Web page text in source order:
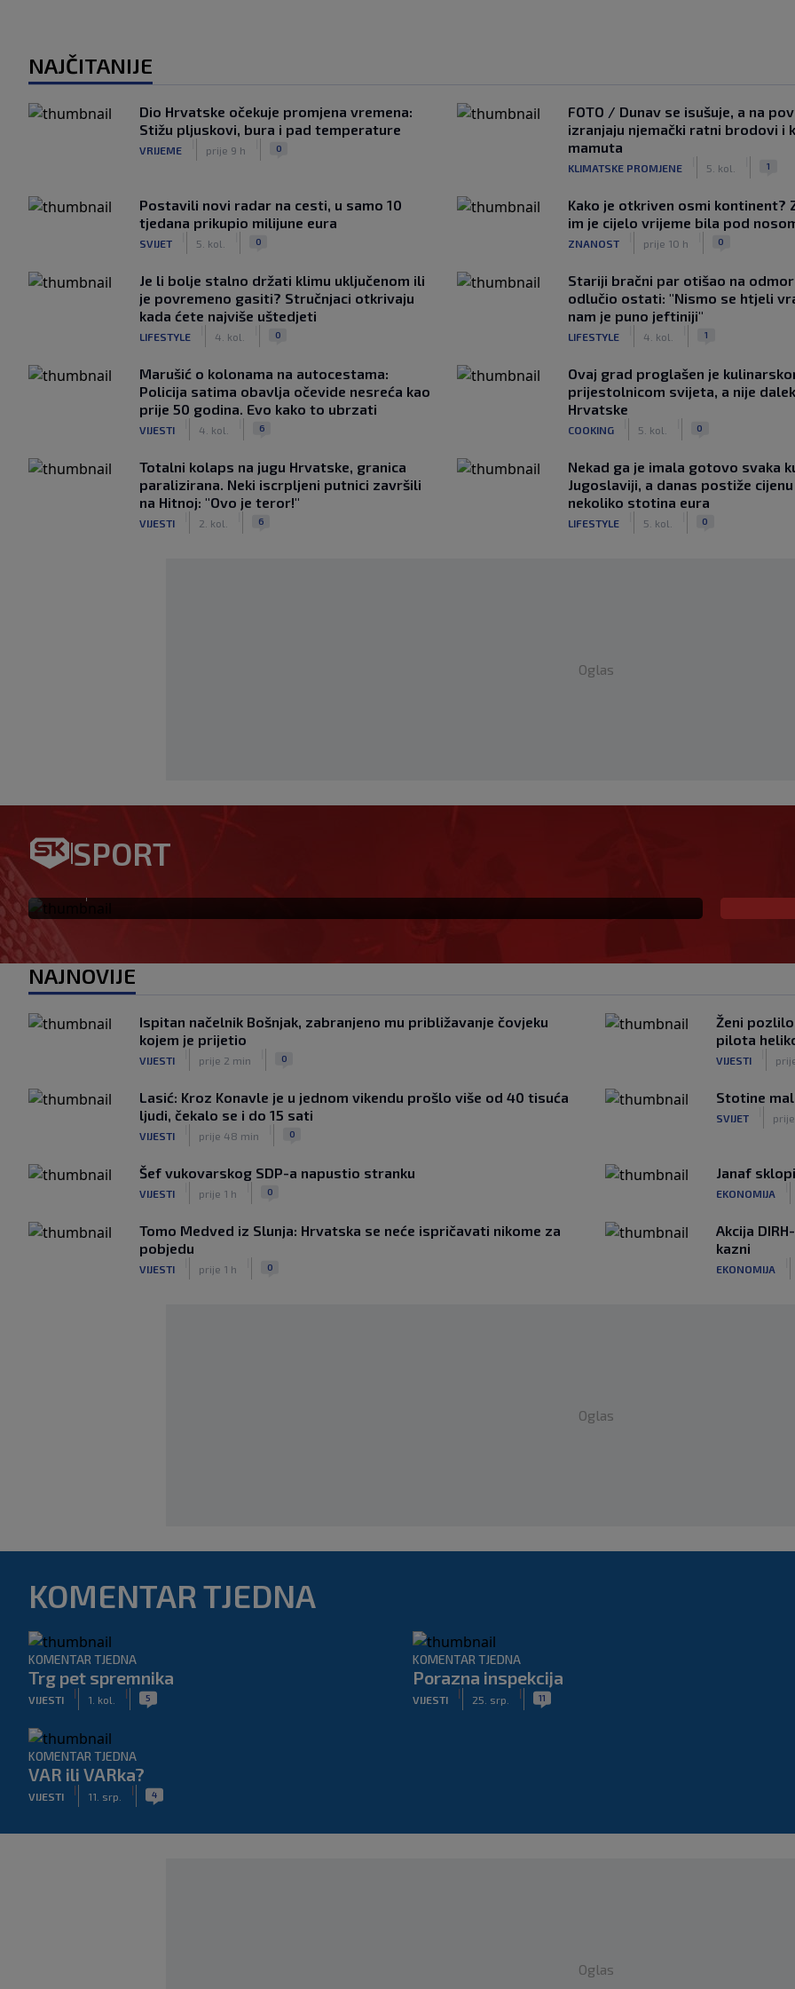
NAJČITANIJE
Dio Hrvatske očekuje promjena vremena:
Stižu pljuskovi, bura i pad temperature
VRIJEME prije 9 h 0
FOTO / Dunav se isušuje, a na
izranjaju njemački ratni brodovi i
mamuta
KLIMATSKE PROMJENE 5. kol. 1
Postavili novi radar na cesti, u samo 10
tjedana prikupio milijune eura
SVIJET 5. kol. 0
Kako je otkriven osmi kontinent?
im je cijelo vrijeme bila pod
ZNANOST prije 10 h 0
Je li bolje stalno držati klimu uključenom ili
je povremeno gasiti? Stručnjaci otkrivaju
kada ćete najviše uštedjeti
LIFESTYLE 4. kol. 0
Stariji bračni par otišao na
odlučio ostati: "Nismo se htjeli
nam je puno jeftiniji"
LIFESTYLE 4. kol. 1
Marušić o kolonama na autocestama:
Policija satima obavlja očevide nesreća kao
prije 50 godina. Evo kako to ubrzati
VIJESTI 4. kol. 6
Ovaj grad proglašen je
prijestolnicom svijeta, a nije
Hrvatske
COOKING 5. kol. 0
Totalni kolaps na jugu Hrvatske, granica
paralizirana. Neki iscrpljeni putnici završili
na Hitnoj: "Ovo je teror!"
VIJESTI 2. kol. 6
Nekad ga je imala gotovo svaka
Jugoslaviji, a danas postiže
nekoliko stotina eura
LIFESTYLE 5. kol. 0
Oglas
SPORT
Preokret u najavi: Barcelona pokušava Realu oteti
Rodrija
NAJNOVIJE
Ispitan načelnik Bošnjak, zabranjeno mu približavanje čovjeku
kojem je prijetio
VIJESTI prije 2 min 0
Ženi
pilota
VIJESTI
Lasić: Kroz Konavle je u jednom vikendu prošlo više od 40 tisuća
ljudi, čekalo se i do 15 sati
VIJESTI prije 48 min 0
Stotine
SVIJET
Šef vukovarskog SDP-a napustio stranku
VIJESTI prije 1 h 0
Janaf
EKONOMIJA
Tomo Medved iz Slunja: Hrvatska se neće ispričavati nikome za
pobjedu
VIJESTI prije 1 h 0
Akcija
kazni
EKONOMIJA
Oglas
KOMENTAR TJEDNA
KOMENTAR TJEDNA
Trg pet spremnika
VIJESTI
|
1. kol.
| 5
KOMENTAR TJEDNA
Porazna inspekcija
VIJESTI
|
25. srp.
| 11
KOMENTAR TJEDNA
VAR ili VARka?
VIJESTI
|
11. srp.
| 4
Oglas